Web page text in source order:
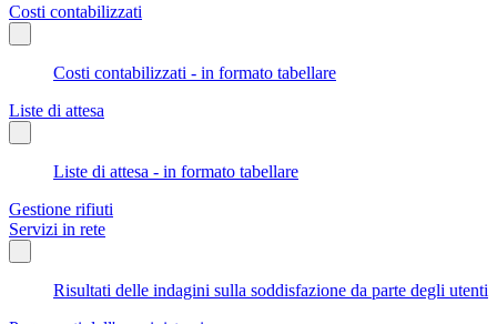
Costi contabilizzati
Costi contabilizzati - in formato tabellare
Liste di attesa
Liste di attesa - in formato tabellare
Gestione rifiuti
Servizi in rete
Risultati delle indagini sulla soddisfazione da parte degli utenti